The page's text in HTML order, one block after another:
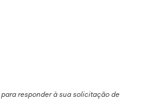
responder à sua solicitação de